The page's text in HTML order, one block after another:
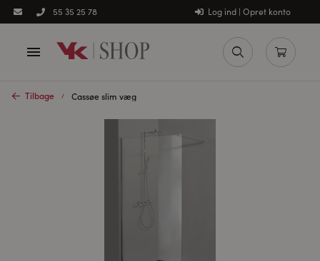
55 35 25 78 Log ind | Opret konto
Tilbage Cassøe slim væg